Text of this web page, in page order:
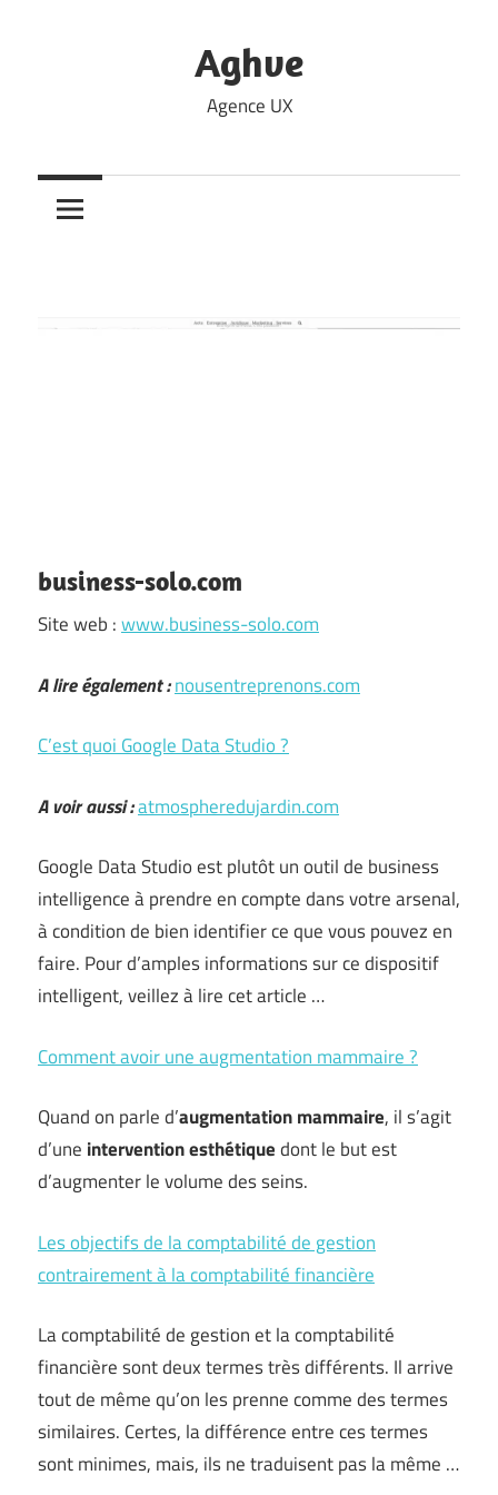
Aghve
Agence UX
business-solo.com
Site web :www.business-solo.com
A lire également :nousentreprenons.com
C’est quoi Google Data Studio ?
A voir aussi :atmospheredujardin.com
Google Data Studio est plutôt un outil de business
intelligence à prendre en compte dans votre arsenal,
à condition de bien identifier ce que vous pouvez en
faire. Pour d’amples informations sur ce dispositif
intelligent, veillez à lire cet article …
Comment avoir une augmentation mammaire ?
Quand on parle d’augmentation mammaire, il s’agit
d’une intervention esthétiquedont le but est
d’augmenter le volume des seins.
Les objectifs de la comptabilité de gestion
contrairement à la comptabilité financière
La comptabilité de gestion et la comptabilité
financière sont deux termes très différents. Il arrive
tout de même qu’on les prenne comme des termes
similaires. Certes, la différence entre ces termes
sont minimes, mais, ils ne traduisent pas la même …